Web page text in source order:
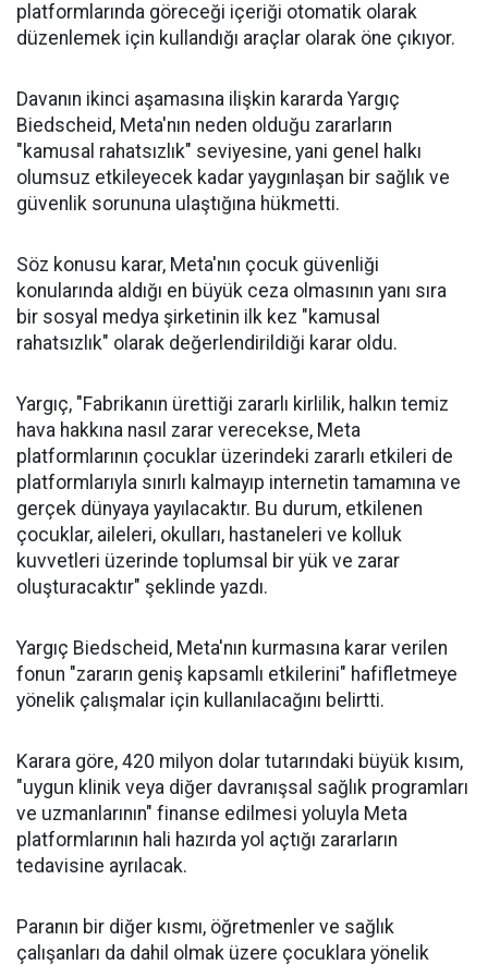
platformlarında göreceği içeriği otomatik olarak
düzenlemek için kullandığı araçlar olarak öne çıkıyor.
Davanın ikinci aşamasına ilişkin kararda Yargıç
Biedscheid, Meta'nın neden olduğu zararların
"kamusal rahatsızlık" seviyesine, yani genel halkı
olumsuz etkileyecek kadar yaygınlaşan bir sağlık ve
güvenlik sorununa ulaştığına hükmetti.
Söz konusu karar, Meta'nın çocuk güvenliği
konularında aldığı en büyük ceza olmasının yanı sıra
bir sosyal medya şirketinin ilk kez "kamusal
rahatsızlık" olarak değerlendirildiği karar oldu.
Yargıç, "Fabrikanın ürettiği zararlı kirlilik, halkın temiz
hava hakkına nasıl zarar verecekse, Meta
platformlarının çocuklar üzerindeki zararlı etkileri de
platformlarıyla sınırlı kalmayıp internetin tamamına ve
gerçek dünyaya yayılacaktır. Bu durum, etkilenen
çocuklar, aileleri, okulları, hastaneleri ve kolluk
kuvvetleri üzerinde toplumsal bir yük ve zarar
oluşturacaktır" şeklinde yazdı.
Yargıç Biedscheid, Meta'nın kurmasına karar verilen
fonun "zararın geniş kapsamlı etkilerini" hafifletmeye
yönelik çalışmalar için kullanılacağını belirtti.
Karara göre, 420 milyon dolar tutarındaki büyük kısım,
"uygun klinik veya diğer davranışsal sağlık programları
ve uzmanlarının" finanse edilmesi yoluyla Meta
platformlarının hali hazırda yol açtığı zararların
tedavisine ayrılacak.
Paranın bir diğer kısmı, öğretmenler ve sağlık
çalışanları da dahil olmak üzere çocuklara yönelik